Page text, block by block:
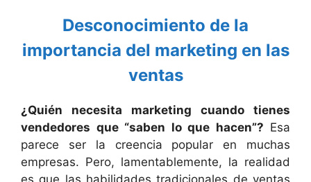
Desconocimiento de la
importancia del marketing en las
ventas
¿Quién necesita marketing cuando tienes
vendedores que “saben lo que hacen”? Esa
parece ser la creencia popular en muchas
empresas. Pero, lamentablemente, la realidad
es que las habilidades tradicionales de ventas